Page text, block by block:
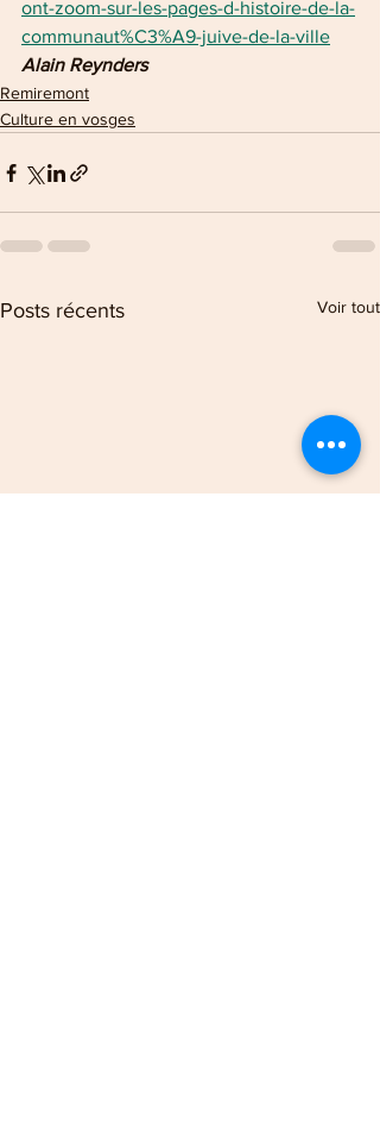
ont-zoom-sur-les-pages-d-histoire-de-la-
communaut%C3%A9-juive-de-la-ville
Alain Reynders
Remiremont
Culture en vosges
Posts récents Voir tout